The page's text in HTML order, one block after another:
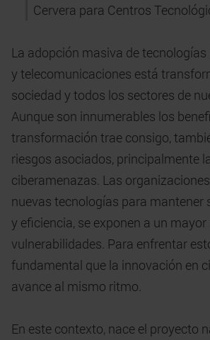
Cervera para Centros
La adopción masiva de
y telecomunicaciones está
sociedad y todos los sectores de
Aunque son innumerables los
transformación trae consigo,
riesgos asociados, principalmente
ciberamenazas. Las
nuevas tecnologías para mantener
y eficiencia, se exponen a un
vulnerabilidades. Para enfrentar
fundamental que la innovación en
avance al mismo ritmo.
En este contexto, nace el proyecto